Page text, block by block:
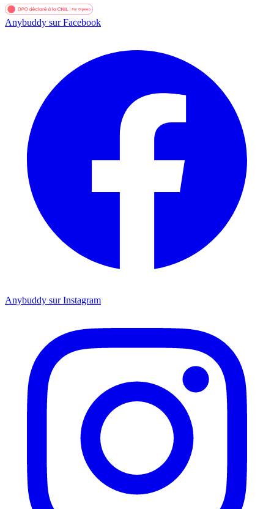
Anybuddy sur Facebook
Anybuddy sur Instagram